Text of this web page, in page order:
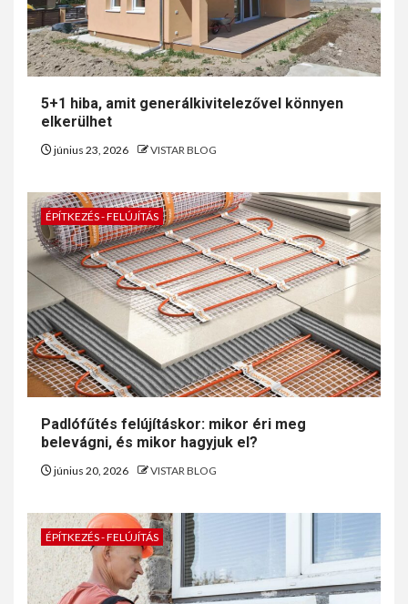
5+1 hiba, amit generálkivitelezővel könnyen
elkerülhet
június 23, 2026 VISTAR BLOG
ÉPÍTKEZÉS - FELÚJÍTÁS
Padlófűtés felújításkor: mikor éri meg
belevágni, és mikor hagyjuk el?
június 20, 2026 VISTAR BLOG
ÉPÍTKEZÉS - FELÚJÍTÁS